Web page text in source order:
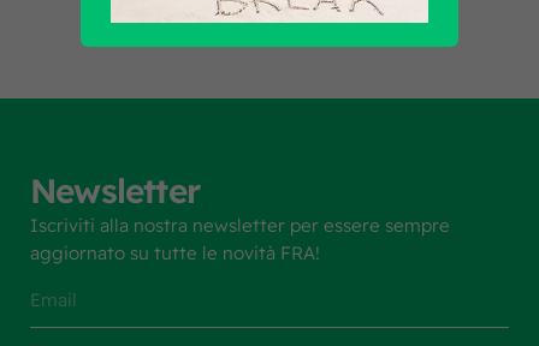
Newsletter
Iscriviti alla nostra newsletter per essere sempre
aggiornato su tutte le novità FRA!